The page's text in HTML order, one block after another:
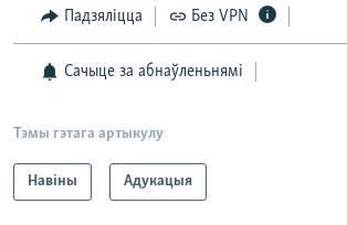
Падзяліцца Без VPN
Сачыце за абнаўленьнямі
Тэмы гэтага артыкулу
Навіны Адукацыя